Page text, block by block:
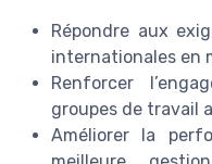
Répondre aux
internationales en
Renforcer
groupes de travail
Améliorer la